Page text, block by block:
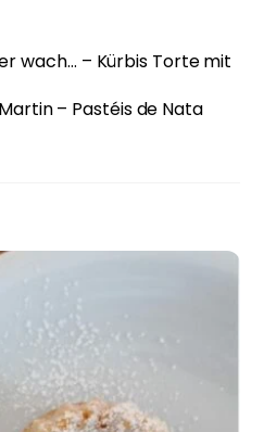
wach… – Kürbis Torte mit
– Pastéis de Nata